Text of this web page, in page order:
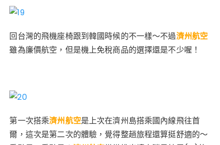
回台灣的飛機座椅跟到韓國時候的不一樣～不過濟州航空
雖為廉價航空，但是機上免稅商品的選擇還是不少喔！
第一次搭乘濟州航空是上次在濟州島搭乘國內線飛往首
爾，這次是第二次的體驗，覺得整趟旅程還算挺舒適的～